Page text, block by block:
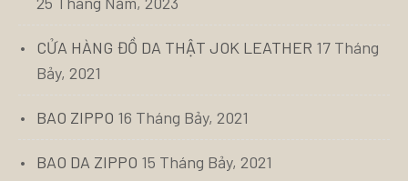
CỬA HÀNG ĐỒ DA THẬT JOK LEATHER 17 Tháng
Bảy, 2021
BAO ZIPPO 16 Tháng Bảy, 2021
BAO DA ZIPPO 15 Tháng Bảy, 2021